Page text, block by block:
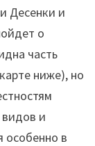
Десенки и
о
часть
ниже), но
и
особенно в